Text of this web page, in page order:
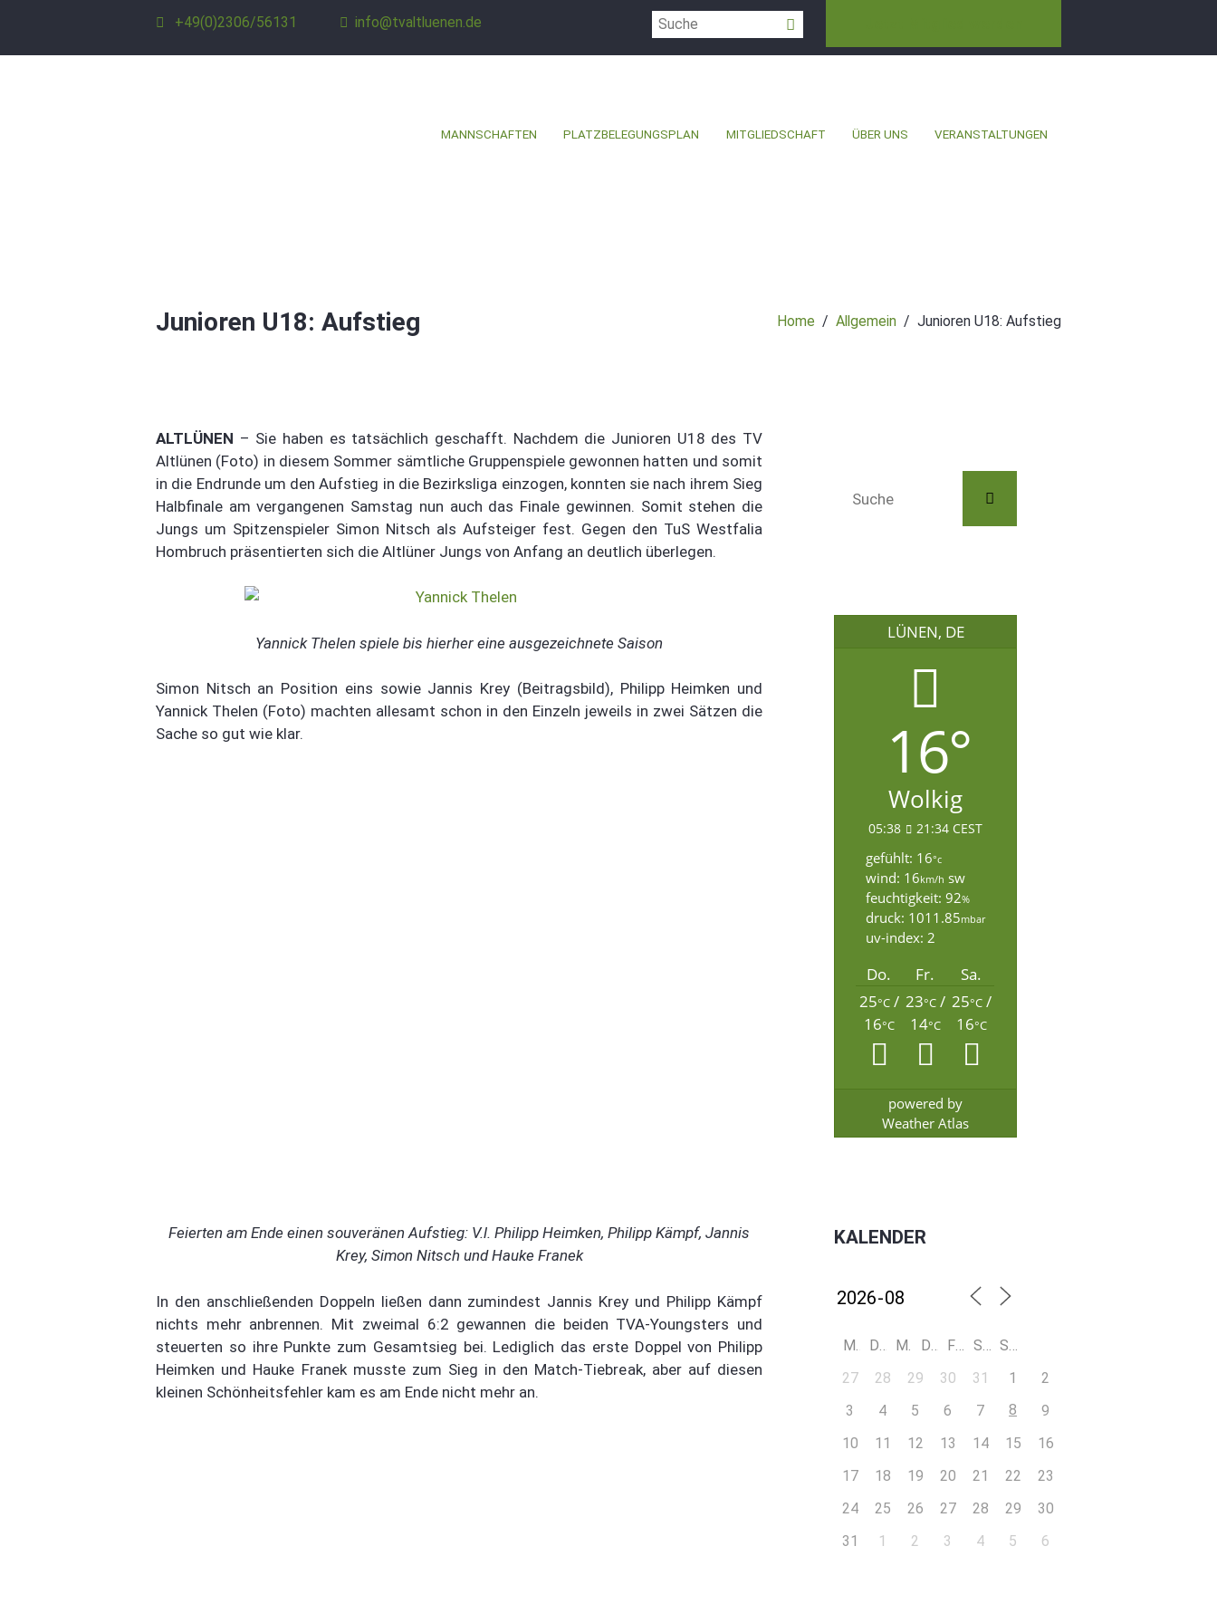
+49(0)2306/56131 info@tvaltluenen.de
MANNSCHAFTEN PLATZBELEGUNGSPLAN MITGLIEDSCHAFT ÜBER UNS VERANSTALTUNGEN
Junioren U18: Aufstieg Home Allgemein Junioren U18: Aufstieg
ALTLÜNEN – Sie haben es tatsächlich geschafft. Nachdem die Junioren U18 des TV
Altlünen (Foto) in diesem Sommer sämtliche Gruppenspiele gewonnen hatten und somit
in die Endrunde um den Aufstieg in die Bezirksliga einzogen, konnten sie nach ihrem Sieg
Halbfinale am vergangenen Samstag nun auch das Finale gewinnen. Somit stehen die
Jungs um Spitzenspieler Simon Nitsch als Aufsteiger fest. Gegen den TuS Westfalia
Hombruch präsentierten sich die Altlüner Jungs von Anfang an deutlich überlegen.
Yannick Thelen spiele bis hierher eine ausgezeichnete Saison
Simon Nitsch an Position eins sowie Jannis Krey (Beitragsbild), Philipp Heimken und
Yannick Thelen (Foto) machten allesamt schon in den Einzeln jeweils in zwei Sätzen die
Sache so gut wie klar.
Feierten am Ende einen souveränen Aufstieg: V.l. Philipp Heimken, Philipp Kämpf, Jannis
Krey, Simon Nitsch und Hauke Franek
In den anschließenden Doppeln ließen dann zumindest Jannis Krey und Philipp Kämpf
nichts mehr anbrennen. Mit zweimal 6:2 gewannen die beiden TVA-Youngsters und
steuerten so ihre Punkte zum Gesamtsieg bei. Lediglich das erste Doppel von Philipp
Heimken und Hauke Franek musste zum Sieg in den Match-Tiebreak, aber auf diesen
kleinen Schönheitsfehler kam es am Ende nicht mehr an.
LÜNEN, DE
16°
Wolkig
05:38 21:34 CEST
gefühlt: 16°c
wind: 16km/h sw
feuchtigkeit: 92%
druck: 1011.85mbar
uv-index: 2
Do. Fr.
Sa.
25°C/
16°C
23°C/
14°C
25°C/
16°C
powered by
Weather Atlas
KALENDER
M D M D F S
S
27
28 29 30 31 1
2
3
4 5 6 7 8
9
10
11 12 13 14 15
16
17
18 19 20 21 22
23
24
25 26 27 28 29
30
31
1 2 3 4 5 6